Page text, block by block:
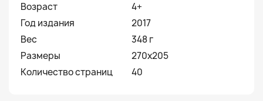
Возраст
4+
Год издания
2017
Вес
348 г
Размеры
270х205
Количество страниц
40